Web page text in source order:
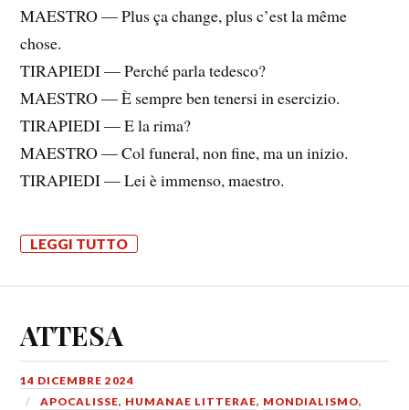
MAESTRO — Plus ça change, plus c’est la même
chose.
TIRAPIEDI — Perché parla tedesco?
MAESTRO — È sempre ben tenersi in esercizio.
TIRAPIEDI — E la rima?
MAESTRO — Col funeral, non fine, ma un inizio.
TIRAPIEDI — Lei è immenso, maestro.
LEGGI TUTTO
ATTESA
14 DICEMBRE 2024
APOCALISSE, HUMANAE LITTERAE, MONDIALISMO,